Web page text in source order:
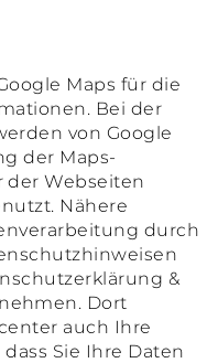
Maps für die
Bei der
von Google
der Maps-
der Webseiten
Nähere
durch
&
Dort
auch Ihre
Sie Ihre Daten